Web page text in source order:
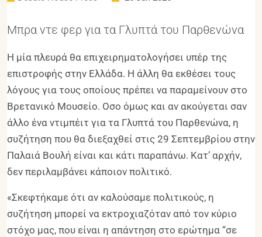
Μπρα ντε φερ για τα Γλυπτά του Παρθενώνα
Η μία πλευρά θα επιχειρηματολογήσει υπέρ της
επιστροφής στην Ελλάδα. Η άλλη θα εκθέσει τους
λόγους για τους οποίους πρέπει να παραμείνουν στο
Βρετανικό Μουσείο. Οσο όμως και αν ακούγεται σαν
άλλο ένα ντιμπέιτ για τα Γλυπτά του Παρθενώνα, η
συζήτηση που θα διεξαχθεί στις 29 Σεπτεμβρίου στην
Παλαιά Βουλή είναι και κάτι παραπάνω. Κατ’ αρχήν,
δεν περιλαμβάνει κάποιον πολιτικό.
«Σκεφτήκαμε ότι αν καλούσαμε πολιτικούς, η
συζήτηση μπορεί να εκτροχιαζόταν από τον κύριο
στόχο μας, που είναι η απάντηση στο ερώτημα “σε